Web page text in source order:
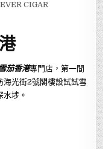
茄香港專門店，第一間
海光街2號閣樓設試試雪
埗。